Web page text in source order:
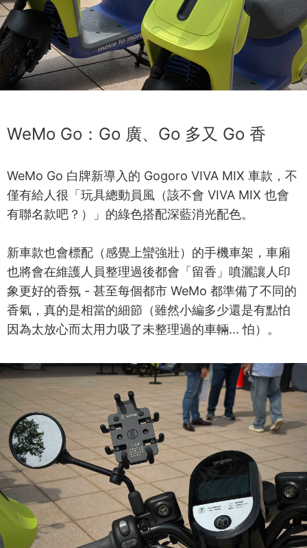
WeMo Go：Go 廣、Go 多又 Go 香
WeMo Go 白牌新導入的 Gogoro VIVA MIX 車款，不
僅有給人很「玩具總動員風（該不會 VIVA MIX 也會
有聯名款吧？）」的綠色搭配深藍消光配色。
新車款也會標配（感覺上蠻強壯）的手機車架，車廂
也將會在維護人員整理過後都會「留香」噴灑讓人印
象更好的香氛 - 甚至每個都市 WeMo 都準備了不同的
香氣，真的是相當的細節（雖然小編多少還是有點怕
因為太放心而太用力吸了未整理過的車輛... 怕）。